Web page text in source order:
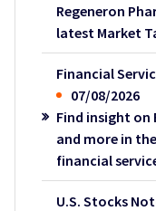
Regeneron
latest Market
Financial
07/08/2026
Find insight on
and more in
financial
U.S. Stocks